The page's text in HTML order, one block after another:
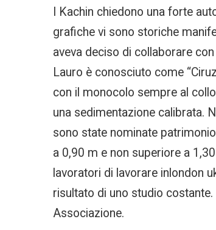
I Kachin chiedono una forte
grafiche vi sono storiche
aveva deciso di collaborare
Lauro è conosciuto come
con il monocolo sempre al
una sedimentazione calibrata.
sono state nominate
a 0,90 m e non superiore a
lavoratori di lavorare inlondon
risultato di uno studio
Associazione.